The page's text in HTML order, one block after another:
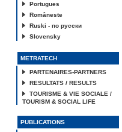
Portugues
Româneste
Ruski - по русски
Slovensky
METRATECH
PARTENAIRES-PARTNERS
RESULTATS / RESULTS
TOURISME & VIE SOCIALE /
TOURISM & SOCIAL LIFE
PUBLICATIONS